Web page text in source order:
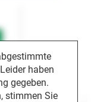
haben
gegeben.
stimmen Sie